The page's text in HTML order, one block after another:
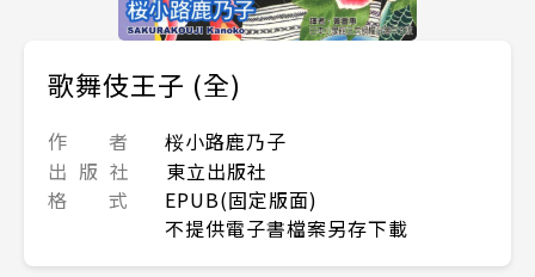
歌舞伎王子 (全)
作 者
桜小路鹿乃子
出 版 社
東立出版社
格 式
EPUB(固定版面)
不提供電子書檔案另存下載